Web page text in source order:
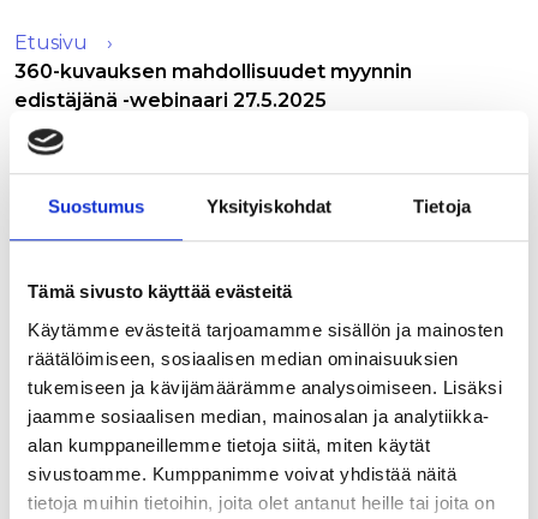
Suostumus Yksityiskohdat Tietoja
Tämä sivusto käyttää evästeitä
Käytämme evästeitä tarjoamamme sisällön ja mainosten
räätälöimiseen, sosiaalisen median ominaisuuksien
tukemiseen ja kävijämäärämme analysoimiseen. Lisäksi
jaamme sosiaalisen median, mainosalan ja analytiikka-
alan kumppaneillemme tietoja siitä, miten käytät
sivustoamme. Kumppanimme voivat yhdistää näitä
tietoja muihin tietoihin, joita olet antanut heille tai joita on
Etusivu
360-kuvauksen mahdollisuudet myynnin
edistäjänä -webinaari 27.5.2025
27.5.2025 klo 9.00-11.00
Tule kuulemaan, kuinka voit itse ottaa haltuun
360-kuvaamisen ja saada hyötyä myynnin
parantamisessa.
Webinaarin aikana pääset kuulemaan, miten
Virtual Natureja Digireitit Pohjois-Savo -
hankkeissa on toteutettu 360-kuvauksia
luontomatkailukohteissa ja kuinka materiaaleja
voi käyttää eri tarkoituksiin. Kerromme parhaat
vinkit ja yleisimmät sudenkuopat.